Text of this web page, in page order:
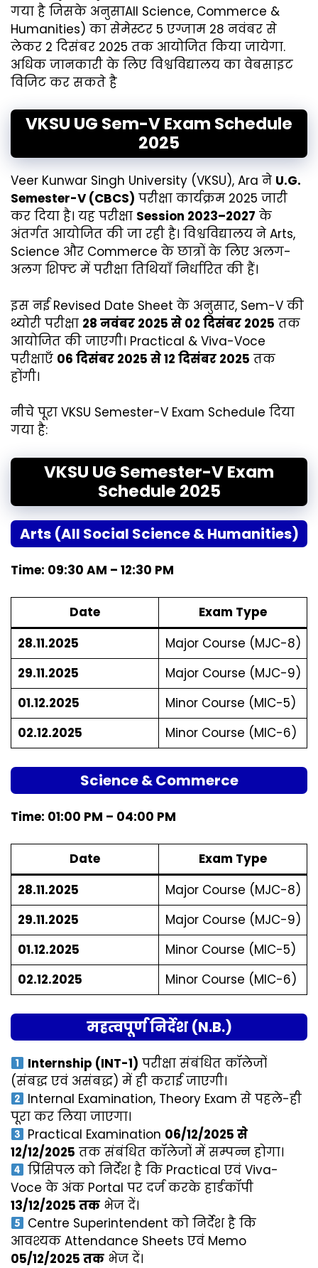
गया है जिसके अनुसाAll Science, Commerce &
Humanities) का सेमेस्टर 5 एग्जाम 28 नवंबर से
लेकर 2 दिसंबर 2025 तक आयोजित किया जायेगा.
अधिक जानकारी के लिए विश्वविद्यालय का वेबसाइट
विजिट कर सकते है
VKSU UG Sem-V Exam Schedule
2025
Veer Kunwar Singh University (VKSU), Ara ने U.G.
Semester-V (CBCS) परीक्षा कार्यक्रम 2025 जारी
कर दिया है। यह परीक्षा Session 2023–2027 के
अंतर्गत आयोजित की जा रही है। विश्वविद्यालय ने Arts,
Science और Commerce के छात्रों के लिए अलग-
अलग शिफ्ट में परीक्षा तिथियाँ निर्धारित की हैं।
इस नई Revised Date Sheet के अनुसार, Sem-V की
थ्योरी परीक्षा 28 नवंबर 2025 से 02 दिसंबर 2025 तक
आयोजित की जाएगी। Practical & Viva-Voce
परीक्षाएँ 06 दिसंबर 2025 से 12 दिसंबर 2025 तक
होंगी।
नीचे पूरा VKSU Semester-V Exam Schedule दिया
गया है:
VKSU UG Semester-V Exam
Schedule 2025
Arts (All Social Science & Humanities)
Time: 09:30 AM – 12:30 PM
Date
Exam Type
28.11.2025
Major Course (MJC-8)
29.11.2025
Major Course (MJC-9)
01.12.2025
Minor Course (MIC-5)
02.12.2025
Minor Course (MIC-6)
Science & Commerce
Time: 01:00 PM – 04:00 PM
Date
Exam Type
28.11.2025
Major Course (MJC-8)
29.11.2025
Major Course (MJC-9)
01.12.2025
Minor Course (MIC-5)
02.12.2025
Minor Course (MIC-6)
महत्वपूर्ण निर्देश (N.B.)
Internship (INT-1) परीक्षा संबंधित कॉलेजों
(संबद्ध एवं असंबद्ध) में ही कराई जाएगी।
Internal Examination, Theory Exam से पहले-ही
पूरा कर लिया जाएगा।
Practical Examination 06/12/2025 से
12/12/2025 तक संबंधित कॉलेजों में सम्पन्न होगा।
प्रिंसिपल को निर्देश है कि Practical एवं Viva-
Voce के अंक Portal पर दर्ज करके हार्डकॉपी
13/12/2025 तक भेज दें।
Centre Superintendent को निर्देश है कि
आवश्यक Attendance Sheets एवं Memo
05/12/2025 तक भेज दें।